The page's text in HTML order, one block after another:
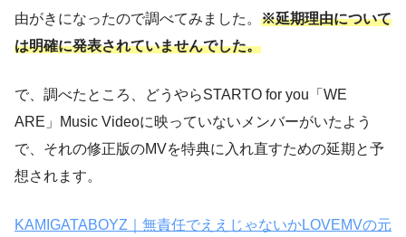
由がきになったので調べてみました。 ※延期理由について
は明確に発表されていませんでした。
で、調べたところ、どうやらSTARTO for you「WE
ARE」Music Videoに映っていないメンバーがいたよう
で、それの修正版のMVを特典に入れ直すための延期と予
想されます。
KAMIGATABOYZ｜無責任でええじゃないかLOVEMVの元